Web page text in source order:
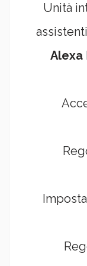
Unità
Alexa